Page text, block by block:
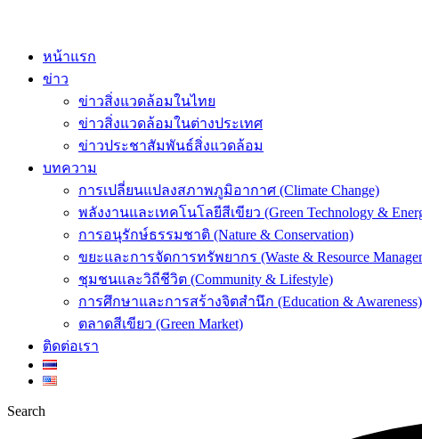
หน้าแรก
ข่าว
ข่าวสิ่งแวดล้อมในไทย
ข่าวสิ่งแวดล้อมในต่างประเทศ
ข่าวประชาสัมพันธ์สิ่งแวดล้อม
บทความ
การเปลี่ยนแปลงสภาพภูมิอากาศ (Climate Change)
พลังงานและเทคโนโลยีสีเขียว (Green Technology &
การอนุรักษ์ธรรมชาติ (Nature & Conservation)
ขยะและการจัดการทรัพยากร (Waste & Resource
ชุมชนและวิถีชีวิต (Community & Lifestyle)
การศึกษาและการสร้างจิตสำนึก (Education & Awareness)
ตลาดสีเขียว (Green Market)
ติดต่อเรา
Search